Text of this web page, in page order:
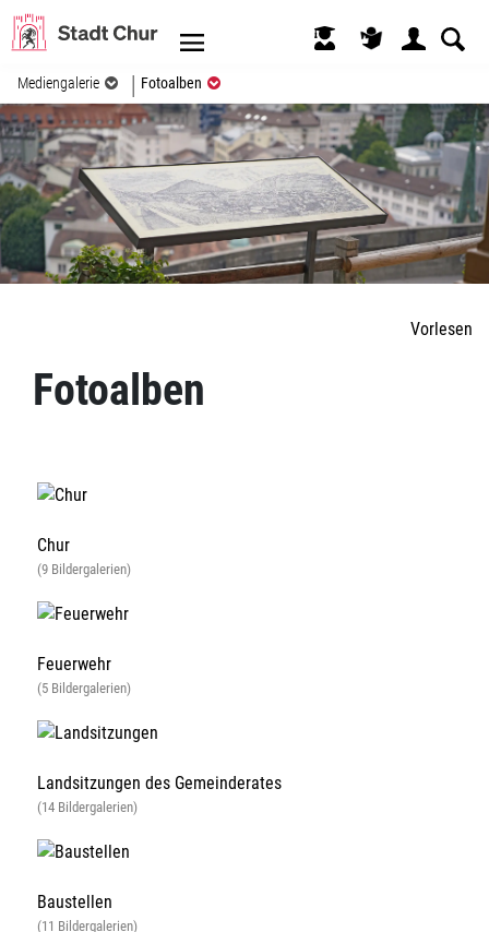
Kopfzeile
Mediengalerie Fotoalben (ausgewählt)
Vorlesen
Fotoalben
Chur
(9 Bildergalerien)
Feuerwehr
(5 Bildergalerien)
Landsitzungen des Gemeinderates
(14 Bildergalerien)
Baustellen
(11 Bildergalerien)